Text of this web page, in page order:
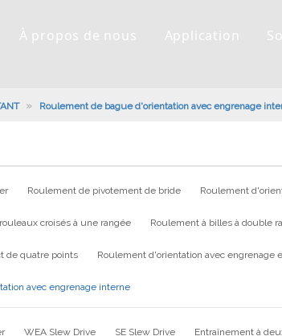
À propos de nous Application
» Roulement de bague d'orientation avec engrenage
Roulement de pivotement de bride Roulement
croisés à une rangée Roulement à billes à double
de quatre points Roulement d'orientation avec engrenage
avec engrenage interne
WEA Slew Drive SE Slew Drive Entraînement à